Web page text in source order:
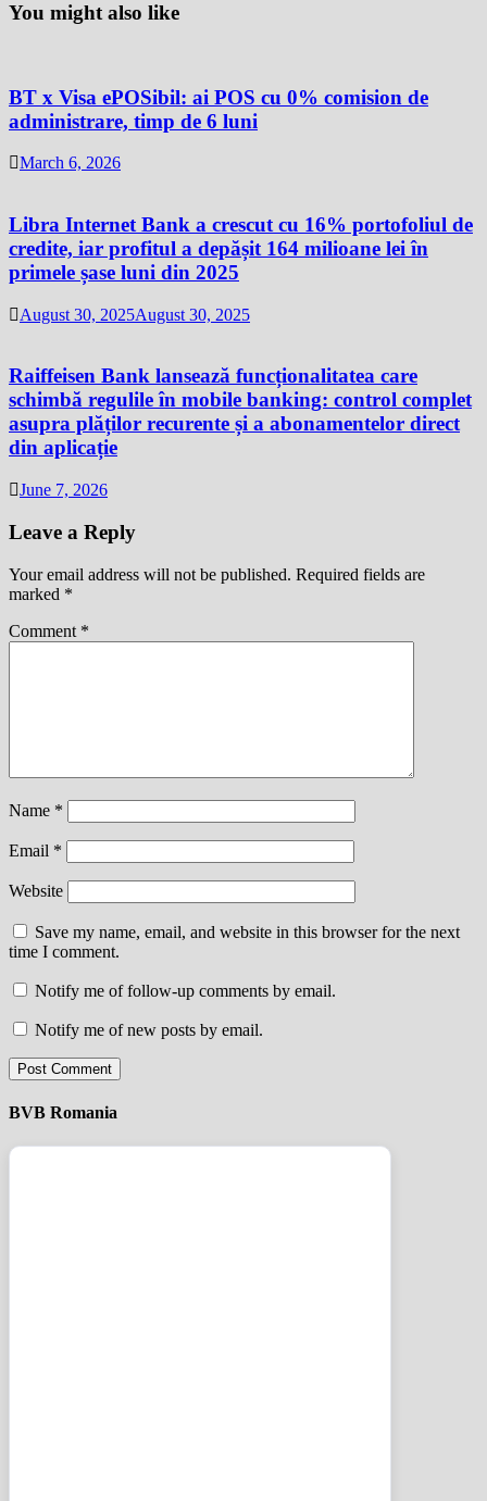
You might also like
BT x Visa ePOSibil: ai POS cu 0% comision de
administrare, timp de 6 luni
March 6, 2026
Libra Internet Bank a crescut cu 16% portofoliul de
credite, iar profitul a depășit 164 milioane lei în
primele șase luni din 2025
August 30, 2025August 30, 2025
Raiffeisen Bank lansează funcționalitatea care
schimbă regulile în mobile banking: control complet
asupra plăților recurente și a abonamentelor direct
din aplicație
June 7, 2026
Leave a Reply
Your email address will not be published. Required fields are
marked *
Comment *
Name *
Email *
Website
Save my name, email, and website in this browser for the next
time I comment.
Notify me of follow-up comments by email.
Notify me of new posts by email.
BVB Romania